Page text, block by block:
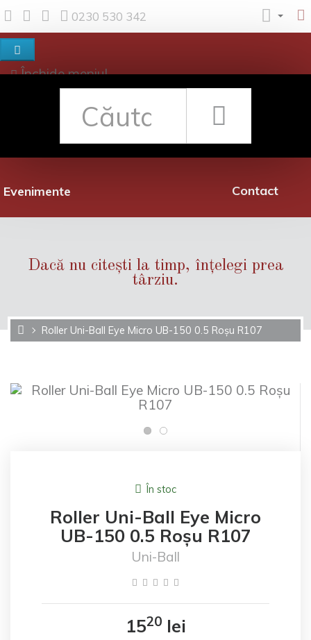
0230 530 342
Închide meniul
Evenimente
Rețea librării
Contact
Dacă nu citești la timp, înțelegi prea
târziu.
Roller Uni-Ball Eye Micro UB-150 0.5 Roșu R107
În stoc
Roller Uni-Ball Eye Micro
UB-150 0.5 Roșu R107
Uni-Ball
1520lei